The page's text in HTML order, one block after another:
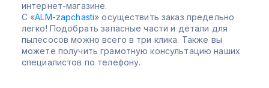
интернет-магазине.
С «ALM-zapchasti» осуществить заказ предельно
легко! Подобрать запасные части и детали для
пылесосов можно всего в три клика. Также вы
можете получить грамотную консультацию наших
специалистов по телефону.